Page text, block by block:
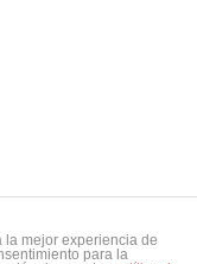
la mejor experiencia de
para la